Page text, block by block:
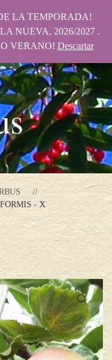
- X
LA TEMPORADA!
NUEVA, 2026/2027 .
VERANO! Descartar